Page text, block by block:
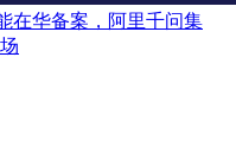
在华备案，阿里千问集